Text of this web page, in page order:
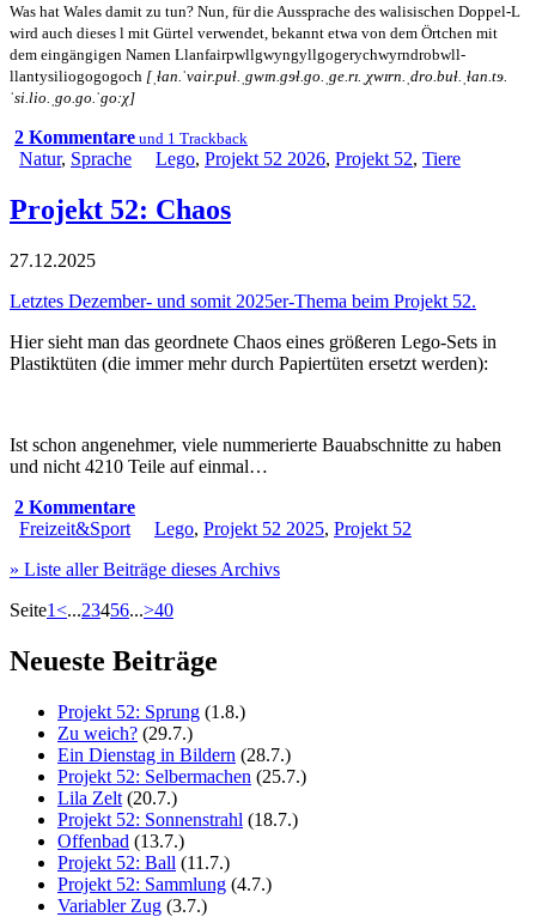
Was hat Wales damit zu tun? Nun, für die Aussprache des walisischen Doppel-L
wird auch dieses l mit Gürtel verwendet, bekannt etwa von dem Örtchen mit
dem eingängigen Namen Llanfairpwll­gwyngyllgogery­chwyrndrobwll­­
llantysilio­gogogoch [ˌɬan.ˈvair.puɬ.ˌɡwɪn.ɡɘɬ­.ɡo.ˌɡe.rɪ.ˌχwɪrn.ˌdro.buɬ.­ˌɬan.tɘ.
ˈsi.lio.ˌɡo.ɡo.ˈɡoːχ]
2 Kommentare und 1 Trackback
Natur, Sprache Lego, Projekt 52 2026, Projekt 52, Tiere
Projekt 52: Chaos
27.12.2025
Letztes Dezember- und somit 2025er-Thema beim Projekt 52.
Hier sieht man das geordnete Chaos eines größeren Lego-Sets in
Plastiktüten (die immer mehr durch Papiertüten ersetzt werden):
Ist schon angenehmer, viele nummerierte Bauabschnitte zu haben
und nicht 4210 Teile auf einmal…
2 Kommentare
Freizeit&Sport
Lego, Projekt 52 2025, Projekt 52
» Liste aller Beiträge dieses Archivs
Seite1<...23456...>40
Neueste Beiträge
Projekt 52: Sprung (1.8.)
Zu weich? (29.7.)
Ein Dienstag in Bildern (28.7.)
Projekt 52: Selbermachen (25.7.)
Lila Zelt (20.7.)
Projekt 52: Sonnenstrahl (18.7.)
Offenbad (13.7.)
Projekt 52: Ball (11.7.)
Projekt 52: Sammlung (4.7.)
Variabler Zug (3.7.)